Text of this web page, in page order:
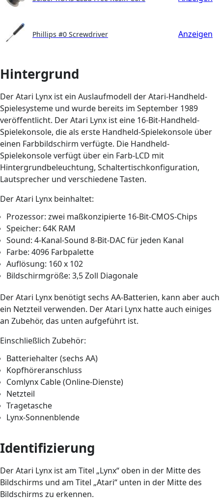
Phillips #0 Screwdriver Anzeigen
Hintergrund
Der Atari Lynx ist ein Auslaufmodell der Atari-Handheld-
Spielesysteme und wurde bereits im September 1989
veröffentlicht. Der Atari Lynx ist eine 16-Bit-Handheld-
Spielekonsole, die als erste Handheld-Spielekonsole über
einen Farbbildschirm verfügte. Die Handheld-
Spielekonsole verfügt über ein Farb-LCD mit
Hintergrundbeleuchtung, Schaltertischkonfiguration,
Lautsprecher und verschiedene Tasten.
Der Atari Lynx beinhaltet:
Prozessor: zwei maßkonzipierte 16-Bit-CMOS-Chips
Speicher: 64K RAM
Sound: 4-Kanal-Sound 8-Bit-DAC für jeden Kanal
Farbe: 4096 Farbpalette
Auflösung: 160 x 102
Bildschirmgröße: 3,5 Zoll Diagonale
Der Atari Lynx benötigt sechs AA-Batterien, kann aber auch
ein Netzteil verwenden. Der Atari Lynx hatte auch einiges
an Zubehör, das unten aufgeführt ist.
Einschließlich Zubehör:
Batteriehalter (sechs AA)
Kopfhöreranschluss
Comlynx Cable (Online-Dienste)
Netzteil
Tragetasche
Lynx-Sonnenblende
Identifizierung
Der Atari Lynx ist am Titel „Lynx“ oben in der Mitte des
Bildschirms und am Titel „Atari“ unten in der Mitte des
Bildschirms zu erkennen.